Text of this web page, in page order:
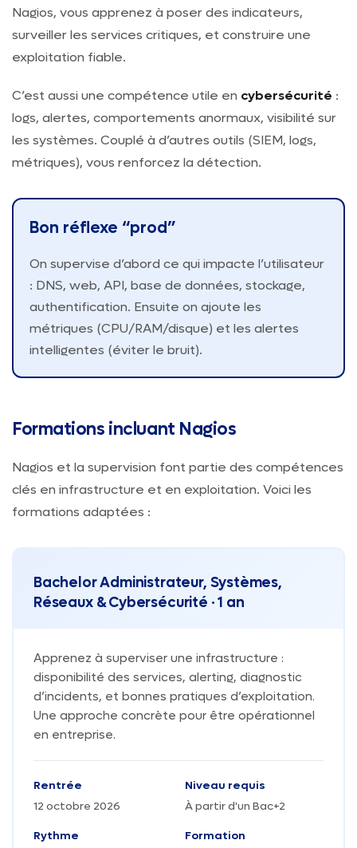
Nagios, vous apprenez à poser des indicateurs,
surveiller les services critiques, et construire une
exploitation fiable.
C’est aussi une compétence utile en cybersécurité :
logs, alertes, comportements anormaux, visibilité sur
les systèmes. Couplé à d’autres outils (SIEM, logs,
métriques), vous renforcez la détection.
Bon réflexe “prod”
On supervise d’abord ce qui impacte l’utilisateur
: DNS, web, API, base de données, stockage,
authentification. Ensuite on ajoute les
métriques (CPU/RAM/disque) et les alertes
intelligentes (éviter le bruit).
Formations incluant Nagios
Nagios et la supervision font partie des compétences
clés en infrastructure et en exploitation. Voici les
formations adaptées :
Bachelor Administrateur, Systèmes,
Réseaux & Cybersécurité · 1 an
Apprenez à superviser une infrastructure :
disponibilité des services, alerting, diagnostic
d’incidents, et bonnes pratiques d’exploitation.
Une approche concrète pour être opérationnel
en entreprise.
Rentrée
12 octobre 2026
Niveau requis
À partir d'un Bac+2
Rythme
Formation